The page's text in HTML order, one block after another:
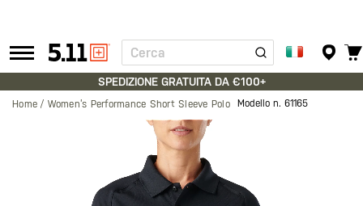
Tactical
Gear
Cerca
SPEDIZIONE GRATUITA DA €100+
Home Women’s Performance Short Sleeve Polo Modello n. 61165